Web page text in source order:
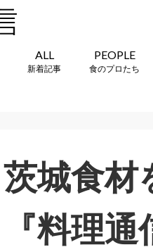
ALL
新着記事
PEOPLE
食のプロたち
茨城食材
『料理